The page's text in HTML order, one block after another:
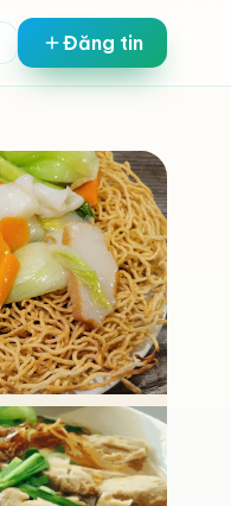
Đăng tin